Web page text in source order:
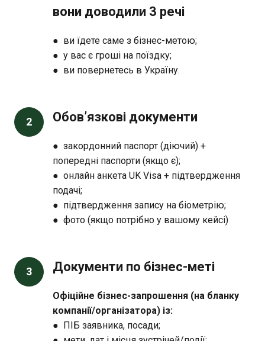
вони доводили 3 речі
● ви їдете саме з бізнес-метою;
● у вас є гроші на поїздку;
● ви повернетесь в Україну.
2 Обов’язкові документи
● закордонний паспорт (діючий) +
попередні паспорти (якщо є);
● онлайн анкета UK Visa + підтвердження
подачі;
● підтвердження запису на біометрію;
● фото (якщо потрібно у вашому кейсі)
3 Документи по бізнес-меті
Офіційне бізнес-запрошення (на бланку
компанії/організатора) із:
● ПІБ заявника, посади;